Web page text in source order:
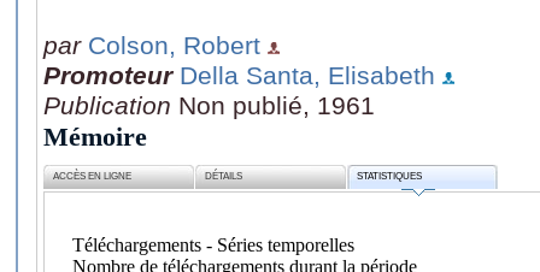
par Colson, Robert
Promoteur Della Santa, Elisabeth
Publication Non publié, 1961
Mémoire
ACCÈS EN LIGNE DÉTAILS STATISTIQUES